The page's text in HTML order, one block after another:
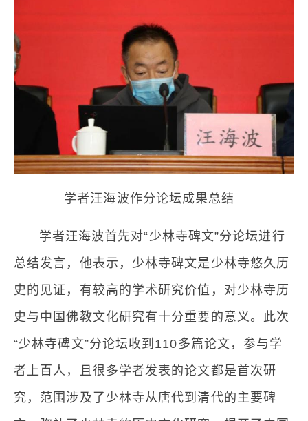
学者汪海波作分论坛成果总结
学者汪海波首先对“少林寺碑文”分论坛进行
总结发言，他表示，少林寺碑文是少林寺悠久历
史的见证，有较高的学术研究价值，对少林寺历
史与中国佛教文化研究有十分重要的意义。此次
“少林寺碑文”分论坛收到110多篇论文，参与学
者上百人，且很多学者发表的论文都是首次研
究，范围涉及了少林寺从唐代到清代的主要碑